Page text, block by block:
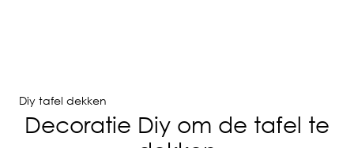
Diy tafel dekken
Decoratie Diy om de tafel te